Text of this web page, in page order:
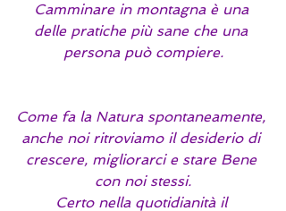
Camminare in montagna è una
delle pratiche più sane che una
persona può compiere.
Come fa la Natura spontaneamente,
anche noi ritroviamo il desiderio di
crescere, migliorarci e stare Bene
con noi stessi.
Certo nella quotidianità il